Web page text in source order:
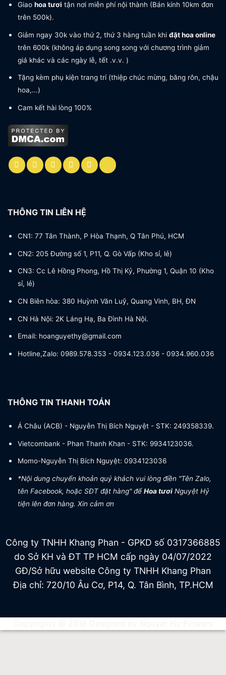
Giao hoa tươi tận nơi miễn phí nội thành (Bán kính 10km đơn
trên 500k).
Giảm ngay 30k vào thứ 2, thứ 3 hàng tuần khi đặt hoa online
trên 600k (không áp dụng song song với chương trình giảm
giá khác và các ngày lễ, tết .v.v. )
Tặng kèm phụ kiện trang trí (thiệp chúc mừng, băng rôn, chậu
hoa,...)
Cam kết hài lòng 100%
THÔNG TIN LIÊN HỆ
CN1: 77 Tân Thành, P Hòa Thạnh, Q Tân Phú, HCM
CN2: 205 Đường số 1, P11, Q. Gò Vấp (Kho sỉ, lẻ)
CN3: Cc Lê Hồng Phong, Hồ Thị Kỷ, Phường 1, Quận 10 (Kho
sỉ, lẻ)
CN Biên hòa: 380 Huỳnh Văn Luỹ, Quang Vinh, BH, ĐN
CN Hà Nội: 2K Láng Hạ, Ba Đình Hà Nội.
Email: hoanguyethy@gmail.com
Hotline,Zalo: 0989.578.353 - 0934.123.036 - 0934.960.036
THÔNG TIN THANH TOÁN
Á Châu (ACB) - Nguyễn Thị Bích Nguyệt - STK: 249358339.
Vietcombank - Phan Thanh Khan - STK: 9934123036.
Momo-Nguyễn Thị Bích Nguyệt: 0934123036
*Nội dung chuyển khoản quý khách vui lòng điền "Tên Zalo,
tên Facebook, hoặc SĐT đặt hàng" đểHoa tươi Nguyệt Hỷ
tiện lên đơn hàng. Xin cảm ơn
Công ty TNHH Khang Phan - GPKD số 0317366885
do Sở KH và ĐT TP HCM cấp ngày 04/07/2022
GĐ/Sở hữu website Công ty TNHH Khang Phan
Địa chỉ: 720/10 Âu Cơ, P14, Q. Tân Bình, TP.HCM